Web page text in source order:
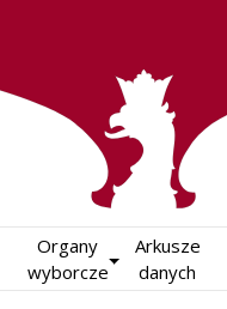
Organy
wyborcze
Arkusze
danych